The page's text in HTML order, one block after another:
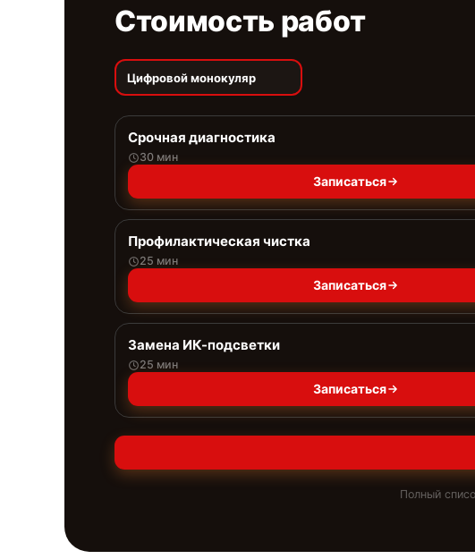
Стоимость работ
Цифровой монокуляр
Срочная диагностика
30 мин
Записаться
Профилактическая чистка
25 мин
Записаться
Замена ИК-подсветки
25 мин
Записаться
Полный